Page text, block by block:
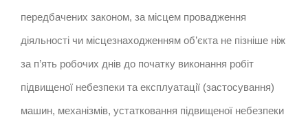
передбачених законом, за місцем провадження
діяльності чи місцезнаходженням об’єкта не пізніше ніж
за п’ять робочих днів до початку виконання робіт
підвищеної небезпеки та експлуатації (застосування)
машин, механізмів, устатковання підвищеної небезпеки